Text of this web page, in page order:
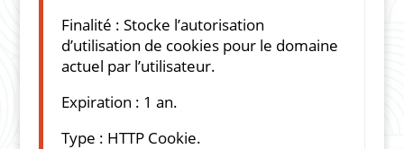
Finalité : Stocke l’autorisation
d’utilisation de cookies pour le domaine
actuel par l’utilisateur.
Expiration : 1 an.
Type : HTTP Cookie.